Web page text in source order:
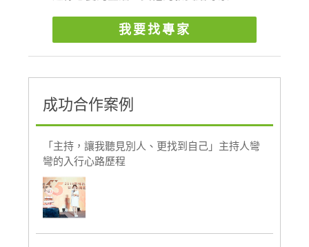
我要找專家
成功合作案例
「主持，讓我聽見別人、更找到自己」主持人彎
彎的入行心路歷程